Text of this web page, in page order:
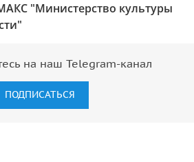
"Министерство культуры
на наш Telegram-канал
ПОДПИСАТЬСЯ